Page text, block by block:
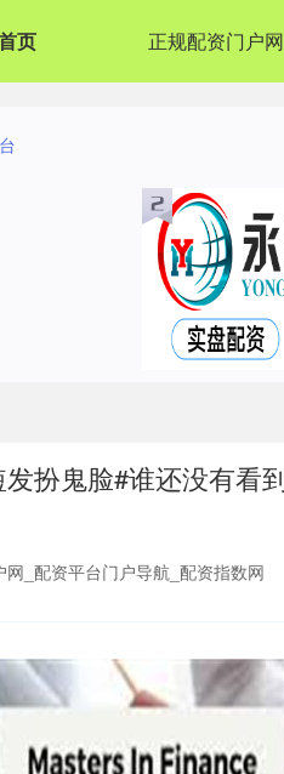
页 正规配资门户网
扮鬼脸#谁还没有看
_配资平台门户导航_配资指数网